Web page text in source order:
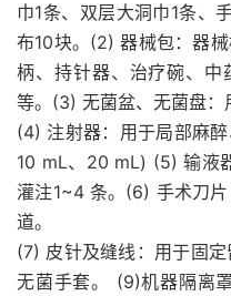
巾1条、双层大洞巾1条、
布10块。(2) 器械包：器
柄、持针器、治疗碗、
等。(3) 无菌盆、无菌盘：
(4) 注射器：用于局部麻
10 mL、20 mL) (5) 输液
灌注1~4 条。(6) 手术刀
道。
(7) 皮针及缝线：用于固
无菌手套。 (9)机器隔离